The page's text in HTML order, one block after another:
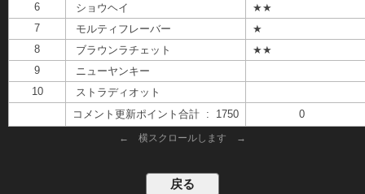
6
ショウヘイ
★★
7
モルティフレーバー
★
8
ブラウンラチェット
★★
9
ニューヤンキー
10
ストラディオット
コメント更新ポイント合計 : 1750
0
← 横スクロールします →